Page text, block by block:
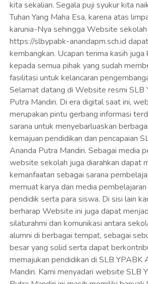
kita sekalian. Segala puji syukur kita
Tuhan Yang Maha Esa, karena atas
karunia-Nya sehingga Website
https://slbypabk-anandapm.sch.id
kembangkan. Ucapan terima kasih juga
kepada semua pihak yang sudah
fasilitasi untuk kelancaran
Selamat datang di Website resmi SLB
Putra Mandiri. Di era digital saat ini,
merupakan pintu gerbang informasi
sarana untuk menyebarluaskan
kemajuan pendidikan dan pencapaian
Ananda Putra Mandiri. Sebagai media
website sekolah juga diarahkan dapat
kemanfaatan sebagai sarana
memuat karya dan media
pendidik serta para siswa. Di sisi lain
berharap Website ini juga dapat
silaturahmi dan komunikasi antara
alumni di berbagai tempat, sebagai
besar yang solid serta dapat
memajukan pendidikan di SLB YPABK
Mandiri. Kami menyadari website SLB